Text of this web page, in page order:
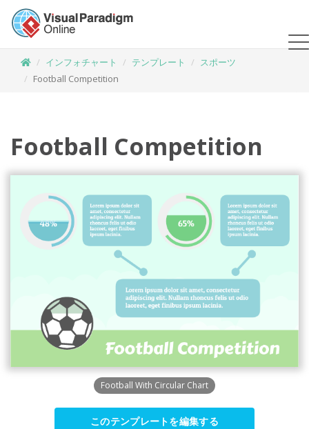
インフォチャート テンプレート
スポーツ
Football Competition
Football Competition
Football With Circular Chart
このテンプレートを編集する